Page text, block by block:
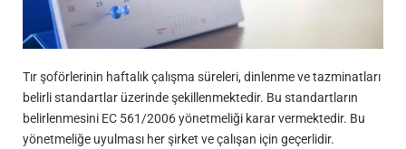
Tır şoförlerinin haftalık çalışma süreleri, dinlenme ve tazminatları
belirli standartlar üzerinde şekillenmektedir. Bu standartların
belirlenmesini EC 561/2006 yönetmeliği karar vermektedir. Bu
yönetmeliğe uyulması her şirket ve çalışan için geçerlidir.